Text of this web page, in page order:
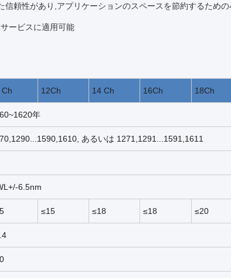
頼性があり,アプリケーションのスペースを節約するため
ービスに適用可能
Ch 12Ch 14 Ch 16Ch 18Ch
年
あるいは 1271,1291...1591,1611
6.5nm
≤15 ≤18 ≤18 ≤20